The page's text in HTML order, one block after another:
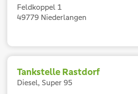
Feldkoppel 1
49779 Niederlangen
Tankstelle Rastdorf
Diesel, Super 95